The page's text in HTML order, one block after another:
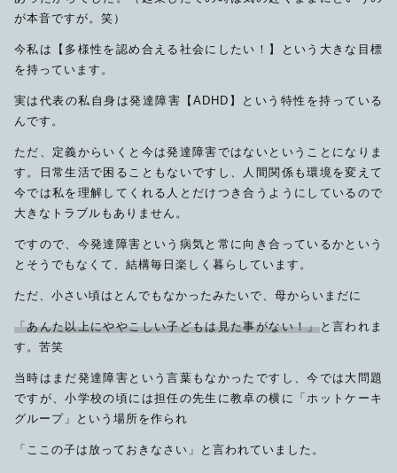
が本音ですが。笑）
今私は【多様性を認め合える社会にしたい！】という大きな目標
を持っています。
実は代表の私自身は発達障害【ADHD】という特性を持っている
んです。
ただ、定義からいくと今は発達障害ではないということになりま
す。日常生活で困ることもないですし、人間関係も環境を変えて
今では私を理解してくれる人とだけつき合うようにしているので
大きなトラブルもありません。
ですので、今発達障害という病気と常に向き合っているかという
とそうでもなくて、結構毎日楽しく暮らしています。
ただ、小さい頃はとんでもなかったみたいで、母からいまだに
「あんた以上にややこしい子どもは見た事がない！」と言われま
す。苦笑
当時はまだ発達障害という言葉もなかったですし、今では大問題
ですが、小学校の頃には担任の先生に教卓の横に「ホットケーキ
グループ」という場所を作られ
「ここの子は放っておきなさい」と言われていました。